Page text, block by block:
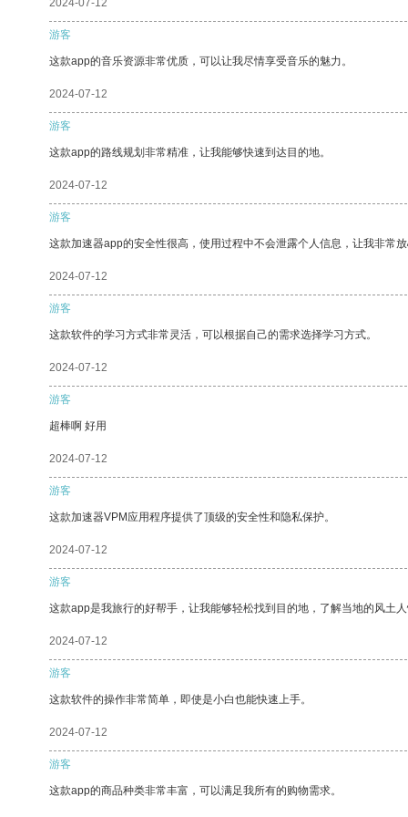
2024-07-12
游客
这款app的音乐资源非常优质，可以让我尽情享受音乐的魅力。
2024-07-12
游客
这款app的路线规划非常精准，让我能够快速到达目的地。
2024-07-12
游客
这款加速器app的安全性很高，使用过程中不会泄露个人信息，让我非常
2024-07-12
游客
这款软件的学习方式非常灵活，可以根据自己的需求选择学习方式。
2024-07-12
游客
超棒啊 好用
2024-07-12
游客
这款加速器VPM应用程序提供了顶级的安全性和隐私保护。
2024-07-12
游客
这款app是我旅行的好帮手，让我能够轻松找到目的地，了解当地的风土
2024-07-12
游客
这款软件的操作非常简单，即使是小白也能快速上手。
2024-07-12
游客
这款app的商品种类非常丰富，可以满足我所有的购物需求。